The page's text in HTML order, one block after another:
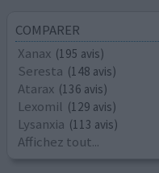
COMPARER
Xanax (195 avis)
Seresta (148 avis)
Atarax (136 avis)
Lexomil (129 avis)
Lysanxia (113 avis)
Affichez tout...